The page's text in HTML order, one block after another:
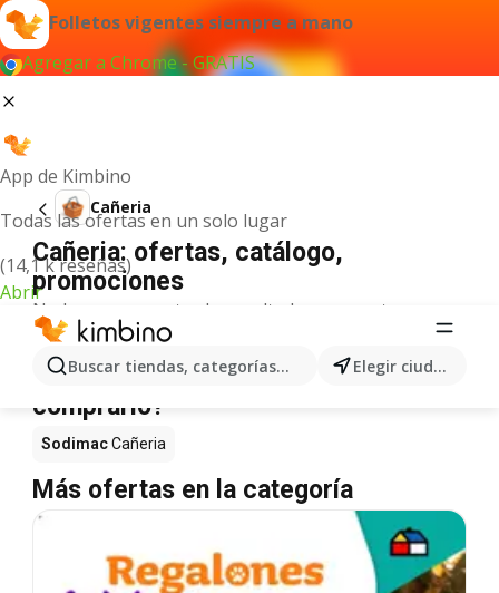
Folletos vigentes siempre a mano
Agregar a Chrome - GRATIS
App de Kimbino
Todas las ofertas en un solo lugar
(14,1 k reseñas)
Abrir
Buscar tiendas, categorías, productos... Elegir ciudad
Cañeria
Cañeria: ofertas, catálogo,
promociones
No hemos encontrado resultados para este
término.
Cañeria en oferta - ¿Dónde
comprarlo?
SodimacCañeria
Más ofertas en la categoría